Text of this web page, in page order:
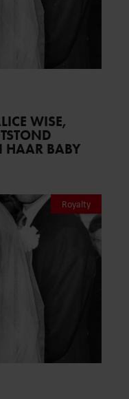
WISE,
HAAR BABY
Royalty